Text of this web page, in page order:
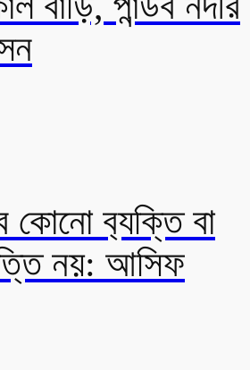
কোনো ব‍্যক্তি বা
নয়: আসিফ